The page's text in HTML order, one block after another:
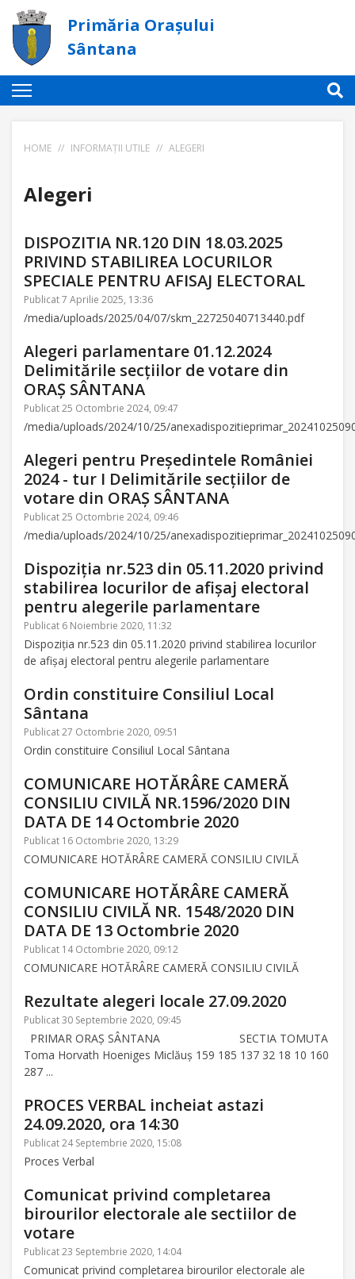
Primăria Orașului
Sântana
HOME // INFORMAȚII UTILE // ALEGERI
Alegeri
DISPOZITIA NR.120 DIN 18.03.2025
PRIVIND STABILIREA LOCURILOR
SPECIALE PENTRU AFISAJ ELECTORAL
Publicat 7 Aprilie 2025, 13:36
/media/uploads/2025/04/07/skm_22725040713440.pdf
Alegeri parlamentare 01.12.2024
Delimitările secţiilor de votare din
ORAŞ SÂNTANA
Publicat 25 Octombrie 2024, 09:47
/media/uploads/2024/10/25/
Alegeri pentru Președintele României
2024 - tur I Delimitările secţiilor de
votare din ORAŞ SÂNTANA
Publicat 25 Octombrie 2024, 09:46
/media/uploads/2024/10/25/
Dispoziția nr.523 din 05.11.2020 privind
stabilirea locurilor de afișaj electoral
pentru alegerile parlamentare
Publicat 6 Noiembrie 2020, 11:32
Dispoziția nr.523 din 05.11.2020 privind stabilirea locurilor
de afișaj electoral pentru alegerile parlamentare
Ordin constituire Consiliul Local
Sântana
Publicat 27 Octombrie 2020, 09:51
Ordin constituire Consiliul Local Sântana
COMUNICARE HOTĂRÂRE CAMERĂ
CONSILIU CIVILĂ NR.1596/2020 DIN
DATA DE 14 Octombrie 2020
Publicat 16 Octombrie 2020, 13:29
COMUNICARE HOTĂRÂRE CAMERĂ CONSILIU CIVILĂ
COMUNICARE HOTĂRÂRE CAMERĂ
CONSILIU CIVILĂ NR. 1548/2020 DIN
DATA DE 13 Octombrie 2020
Publicat 14 Octombrie 2020, 09:12
COMUNICARE HOTĂRÂRE CAMERĂ CONSILIU CIVILĂ
Rezultate alegeri locale 27.09.2020
Publicat 30 Septembrie 2020, 09:45
PRIMAR ORAȘ SÂNTANA SECTIA TOMUTA
Toma Horvath Hoeniges Miclăuș 159 185 137 32 18 10 160
287 ...
PROCES VERBAL incheiat astazi
24.09.2020, ora 14:30
Publicat 24 Septembrie 2020, 15:08
Proces Verbal
Comunicat privind completarea
birourilor electorale ale sectiilor de
votare
Publicat 23 Septembrie 2020, 14:04
Comunicat privind completarea birourilor electorale ale